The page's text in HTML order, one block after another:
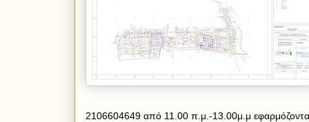
2106604649 από 11.00 π.μ.-13.00μ.μ